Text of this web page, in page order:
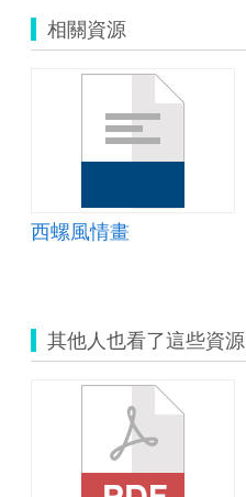
相關資源
西螺風情畫
其他人也看了這些資源